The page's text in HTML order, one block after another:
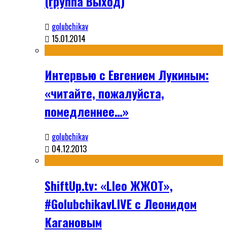
golubchikav
15.01.2014
Интервью с Евгением Лукиным:
«читайте, пожалуйста,
помедленнее…»
golubchikav
04.12.2013
ShiftUp.tv: «Lleo ЖЖОТ»,
#GolubchikavLIVE с Леонидом
Кагановым